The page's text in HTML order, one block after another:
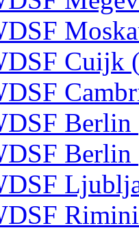
Cuijk
Berlin
Berlin